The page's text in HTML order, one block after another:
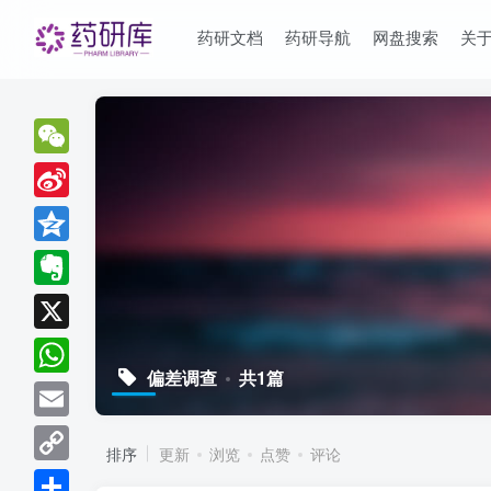
药研文档 药研导航 网盘搜索 关
偏差调查 共1篇
排序 更新 浏览 点赞 评论
WeChat
Sina
Weibo
Qzone
Evernote
X
WhatsApp
Email
Copy